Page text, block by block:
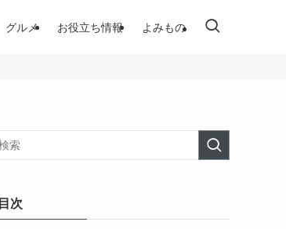
グルメ お役立ち情報 よみもの
目次